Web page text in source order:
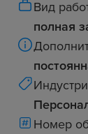
Вид
полная
Номер